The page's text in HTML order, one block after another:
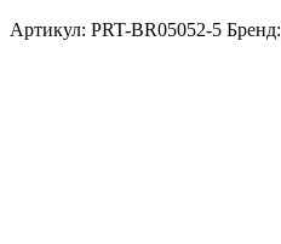
Артикул: PRT-BR05052-5 Бренд: